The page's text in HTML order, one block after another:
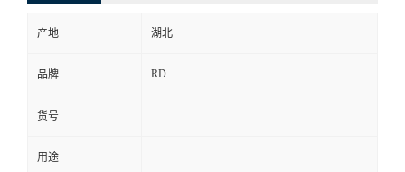
产地 湖北
品牌 RD
货号
用途